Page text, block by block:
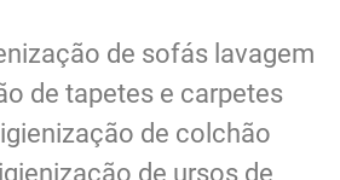
de sofás lavagem
de tapetes e carpetes
de colchão
de ursos de